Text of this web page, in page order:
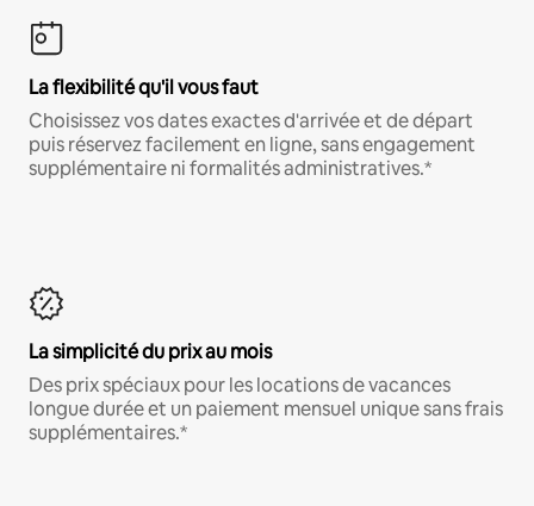
La flexibilité qu'il vous faut
Choisissez vos dates exactes d'arrivée et de départ
puis réservez facilement en ligne, sans engagement
supplémentaire ni formalités administratives.*
La simplicité du prix au mois
Des prix spéciaux pour les locations de vacances
longue durée et un paiement mensuel unique sans frais
supplémentaires.*